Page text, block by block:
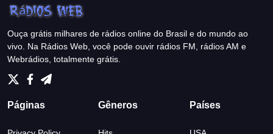
Ouça grátis milhares de rádios online do Brasil e do mundo ao
vivo. Na Rádios Web, você pode ouvir rádios FM, rádios AM e
Webrádios, totalmente grátis.
Páginas Gêneros Países